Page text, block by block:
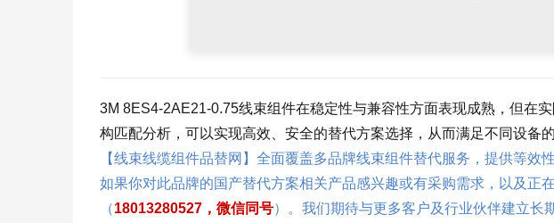
3M 8ES4-2AE21-0.75线束组件在稳定性与兼容性方面表现成熟，但在
构匹配分析，可以实现高效、安全的替代方案选择，从而满足不同设备
【线束线缆组件品替网】全面覆盖多品牌线束组件替代服务，提供等效
如果你对此品牌的国产替代方案相关产品感兴趣或有采购需求，以及正
（18013280527，微信同号）。我们期待与更多客户及行业伙伴建立长